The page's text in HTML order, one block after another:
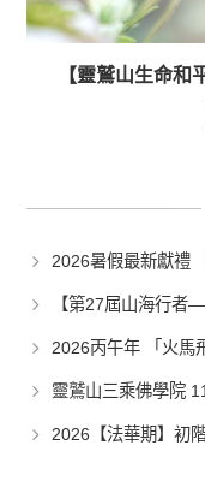
【靈鷲山生命和
2026暑假最新獻禮
【第27屆山海行者
2026丙午年 「火馬
靈鷲山三乘佛學院
2026【法華期】初